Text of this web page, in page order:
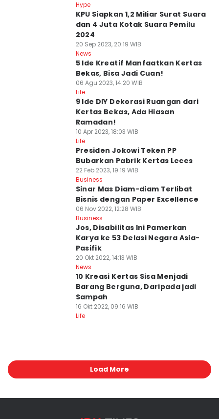
Hype
KPU Siapkan 1,2 Miliar Surat Suara
dan 4 Juta Kotak Suara Pemilu
2024
20 Sep 2023, 20:19 WIB
News
5 Ide Kreatif Manfaatkan Kertas
Bekas, Bisa Jadi Cuan!
06 Agu 2023, 14:20 WIB
Life
9 Ide DIY Dekorasi Ruangan dari
Kertas Bekas, Ada Hiasan
Ramadan!
10 Apr 2023, 18:03 WIB
Life
Presiden Jokowi Teken PP
Bubarkan Pabrik Kertas Leces
22 Feb 2023, 19:19 WIB
Business
Sinar Mas Diam-diam Terlibat
Bisnis dengan Paper Excellence
06 Nov 2022, 12:28 WIB
Business
Jos, Disabilitas Ini Pamerkan
Karya ke 53 Delasi Negara Asia-
Pasifik
20 Okt 2022, 14:13 WIB
News
10 Kreasi Kertas Sisa Menjadi
Barang Berguna, Daripada jadi
Sampah
16 Okt 2022, 09:16 WIB
Life
Load More